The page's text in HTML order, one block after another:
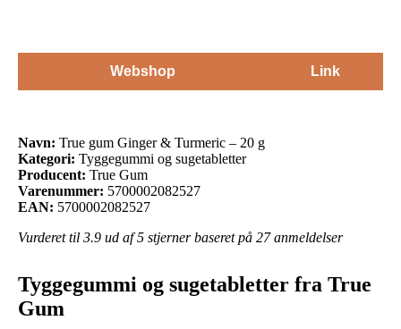
Webshop Link
Navn: True gum Ginger & Turmeric – 20 g
Kategori: Tyggegummi og sugetabletter
Producent: True Gum
Varenummer: 5700002082527
EAN: 5700002082527
Vurderet til 3.9 ud af 5 stjerner baseret på 27anmeldelser
Tyggegummi og sugetabletter fra True
Gum